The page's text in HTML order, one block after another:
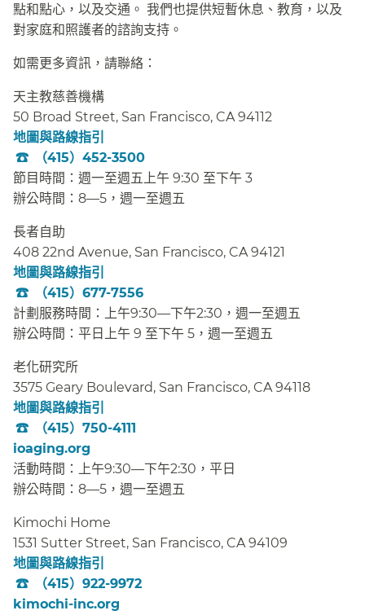
點和點心，以及交通。 我們也提供短暫休息、教育，以及
對家庭和照護者的諮詢支持。​​
如需更多資訊，請聯絡：​​
天主教慈善機構​​
50 Broad Street, San Francisco, CA 94112
地圖與路線指引
（415）452-3500​​
節目時間：週一至週五上午 9:30 至下午 3​​
辦公時間：8—5，週一至週五​​
長者自助​​
408 22nd Avenue, San Francisco, CA 94121​​
地圖與路線指引
（415）677-7556​​
計劃服務時間：上午9:30—下午2:30，週一至週五​​
辦公時間：平日上午 9 至下午 5，週一至週五​​
老化研究所​​
3575 Geary Boulevard, San Francisco, CA 94118​​
地圖與路線指引
（415）750-4111
ioaging.org
活動時間：上午9:30—下午2:30，平日​​
辦公時間：8—5，週一至週五​​
Kimochi Home​​
1531 Sutter Street, San Francisco, CA 94109​​
地圖與路線指引
（415）922-9972​​
kimochi-inc.org